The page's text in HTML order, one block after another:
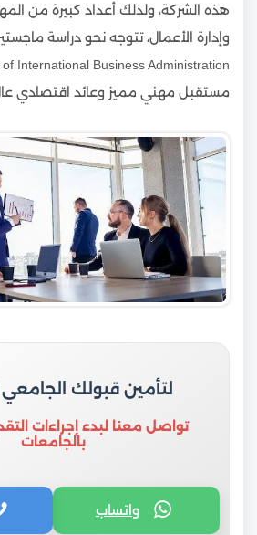
هذه الشركة، ولذلك أعداد كبيرة من
وإدارة الأعمال، تتوجه نحو دراسة
مستقبل مهني مميز وعائد اقتصادي
لتأمين قبولك
تواصل معنا لبدء إجراءات
بالجامعات
واتساب